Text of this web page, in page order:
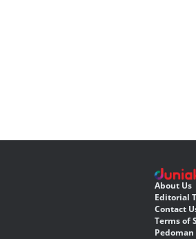
About Us
Editorial
Contact
Terms of